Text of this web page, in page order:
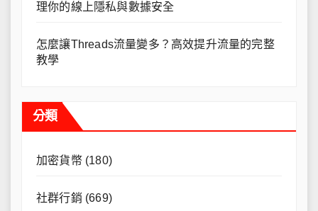
理你的線上隱私與數據安全
怎麼讓Threads流量變多？高效提升流量的完整
教學
分類
加密貨幣(180)
社群行銷 (669)